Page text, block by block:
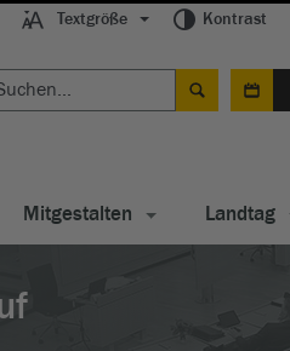
Textgröße Kontrast
Mitgestalten Landtag